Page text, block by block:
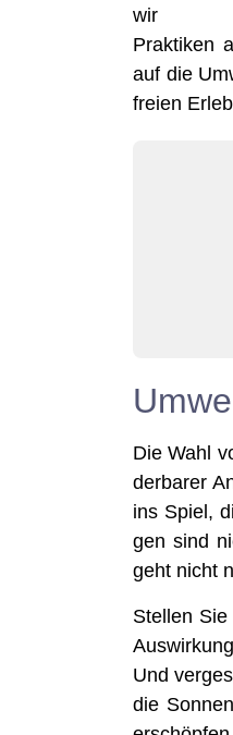
Prak­ti­ken
auf die
frei­en
Die Wahl
der­ba­rer
ins Spiel,
gen sind
geht nicht
Stel­len
Und
die